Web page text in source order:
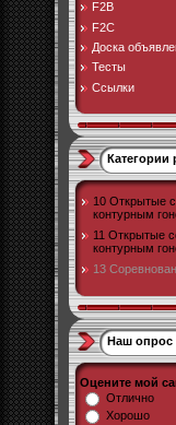
F2B
F2C
Доска
Тесты
Ссылки
Категории
10 Открытые
контурным
11 Открытые
контурным
13
Наш опрос
Оцените мой
Отлично
Хорошо